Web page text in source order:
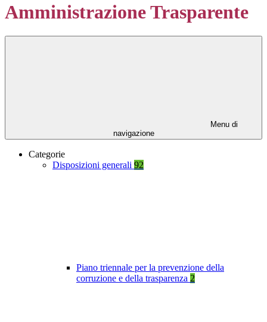
Amministrazione Trasparente
Menu di
navigazione
Categorie
Disposizioni generali 92
Piano triennale per la prevenzione della
corruzione e della trasparenza 2